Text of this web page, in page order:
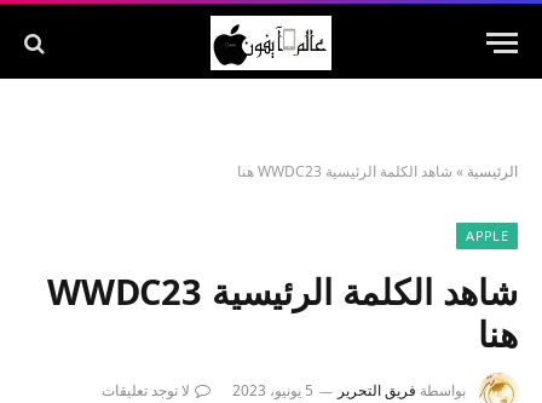
الرئيسية » شاهد الكلمة الرئيسية WWDC23 هنا
APPLE
شاهد الكلمة الرئيسية WWDC23
هنا
بواسطة فريق التحرير 5 يونيو، 2023
لا توجد تعليقات